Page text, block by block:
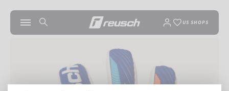
US SHOPS